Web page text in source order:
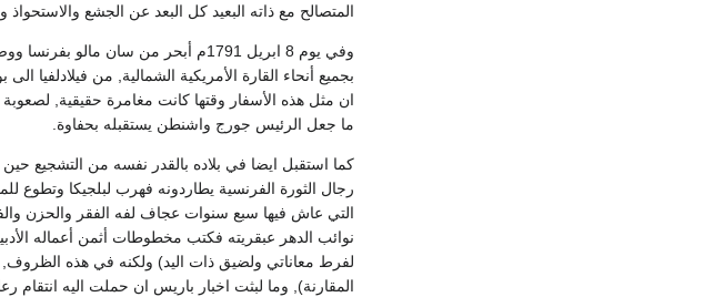
المتصالح مع ذاته البعيد كل البعد عن الجشع والاستحواذ
بجميع أنحاء القارة الأمريكية الشمالية, من فيلادلفيا
ان مثل هذه الأسفار وقتها كانت مغامرة حقيقية,
ما جعل الرئيس جورج واشنطن يستقبله بحفاوة.
التي عاش فيها سبع سنوات عجاف لفه الفقر والحزن
نوائب الدهر عبقريته فكتب مخطوطات أثمن أعماله
لفرط معاناتي ولضيق ذات اليد) ولكنه في هذه